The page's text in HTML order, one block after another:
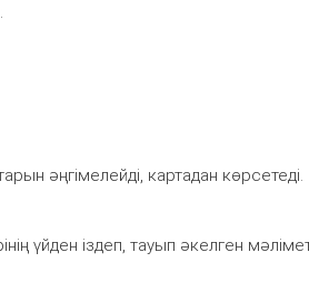
әңгімелейді, картадан көрсетеді.
үйден іздеп, тауып әкелген